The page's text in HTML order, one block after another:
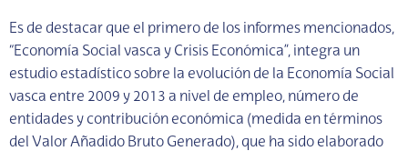
Es de destacar que el primero de los informes mencionados,
“Economía Social vasca y Crisis Económica”, integra un
estudio estadístico sobre la evolución de la Economía Social
vasca entre 2009 y 2013 a nivel de empleo, número de
entidades y contribución económica (medida en términos
del Valor Añadido Bruto Generado), que ha sido elaborado